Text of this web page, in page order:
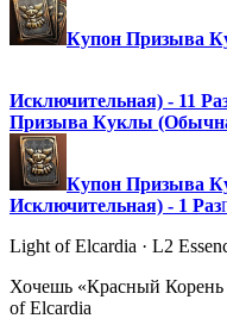
Купон Призыва
Исключительная) - 11
Призыва Куклы
Купон Призыва
Исключительная) - 1 Раз
Light of Elcardia · L2
Хочешь «Красный
of Elcardia